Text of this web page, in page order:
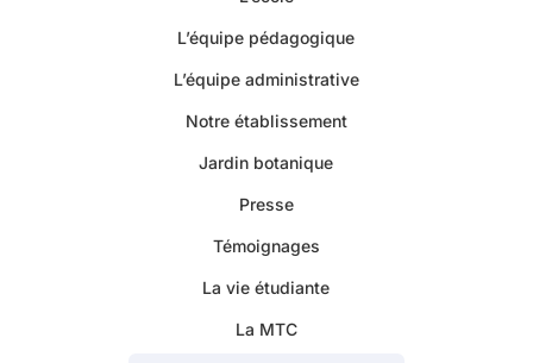
L’équipe pédagogique
L’équipe administrative
Notre établissement
Jardin botanique
Presse
Témoignages
La vie étudiante
La MTC